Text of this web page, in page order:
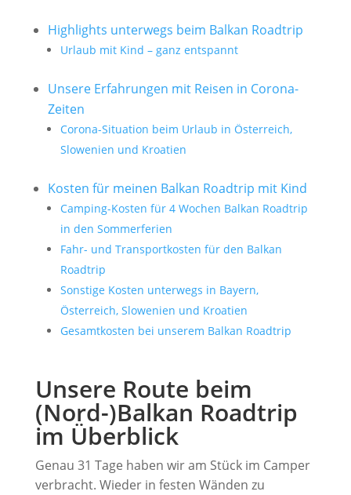
Highlights unterwegs beim Balkan Roadtrip
Urlaub mit Kind – ganz entspannt
Unsere Erfahrungen mit Reisen in Corona-
Zeiten
Corona-Situation beim Urlaub in Österreich,
Slowenien und Kroatien
Kosten für meinen Balkan Roadtrip mit Kind
Camping-Kosten für 4 Wochen Balkan Roadtrip
in den Sommerferien
Fahr- und Transportkosten für den Balkan
Roadtrip
Sonstige Kosten unterwegs in Bayern,
Österreich, Slowenien und Kroatien
Gesamtkosten bei unserem Balkan Roadtrip
Unsere Route beim
(Nord-)Balkan Roadtrip
im Überblick
Genau 31 Tage haben wir am Stück im Camper
verbracht. Wieder in festen Wänden zu